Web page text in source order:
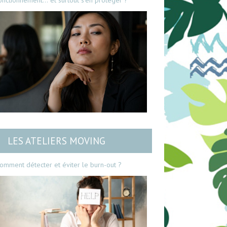
LES ATELIERS MOVING
détecter et éviter le burn-out ?